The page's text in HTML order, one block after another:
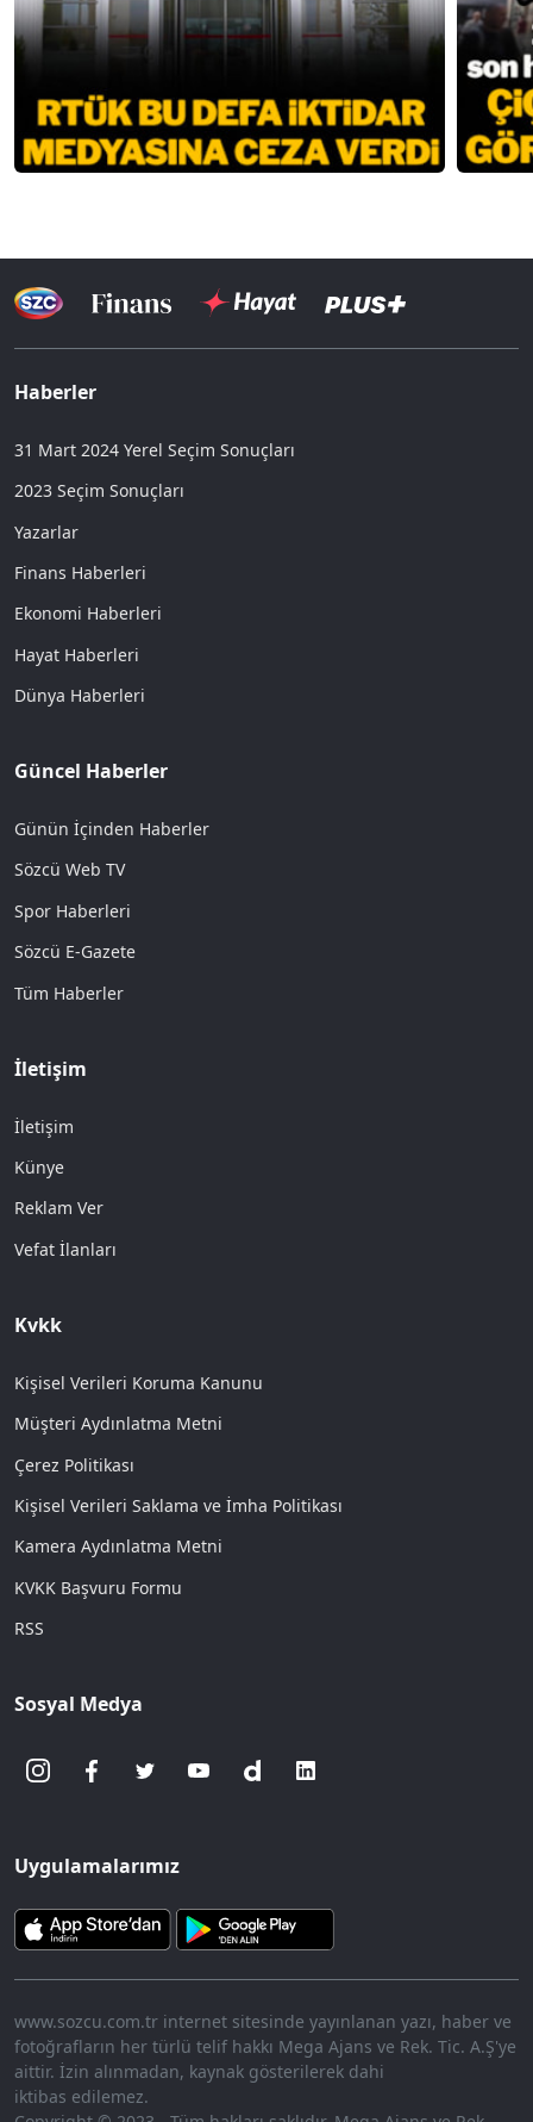
Haberler
31 Mart 2024 Yerel Seçim Sonuçları
2023 Seçim Sonuçları
Yazarlar
Finans Haberleri
Ekonomi Haberleri
Hayat Haberleri
Dünya Haberleri
Güncel Haberler
Günün İçinden Haberler
Sözcü Web TV
Spor Haberleri
Sözcü E-Gazete
Tüm Haberler
İletişim
İletişim
Künye
Reklam Ver
Vefat İlanları
Kvkk
Kişisel Verileri Koruma Kanunu
Müşteri Aydınlatma Metni
Çerez Politikası
Kişisel Verileri Saklama ve İmha Politikası
Kamera Aydınlatma Metni
KVKK Başvuru Formu
RSS
Sosyal Medya
Uygulamalarımız
www.sozcu.com.tr internet sitesinde yayınlanan yazı, haber ve
fotoğrafların her türlü telif hakkı Mega Ajans ve Rek. Tic. A.Ş'ye
aittir. İzin alınmadan, kaynak gösterilerek dahi
iktibas edilemez.